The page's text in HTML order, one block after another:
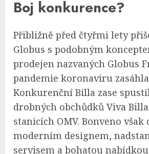
Boj konkurence?
Přibližně před čtyřmi lety
Globus s podobným
prodejen nazvaných Globus
pandemie koronaviru
Konkurenční Billa zase
drobných obchůdků Viva
stanicích OMV. Bonveno
moderním designem,
servisem a bohatou